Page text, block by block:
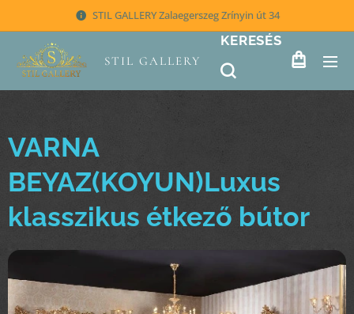
STIL GALLERY Zalaegerszeg Zrínyin út 34
STIL GALLERY
KERESÉS
VARNA
BEYAZ(KOYUN)Luxus
klasszikus étkező bútor